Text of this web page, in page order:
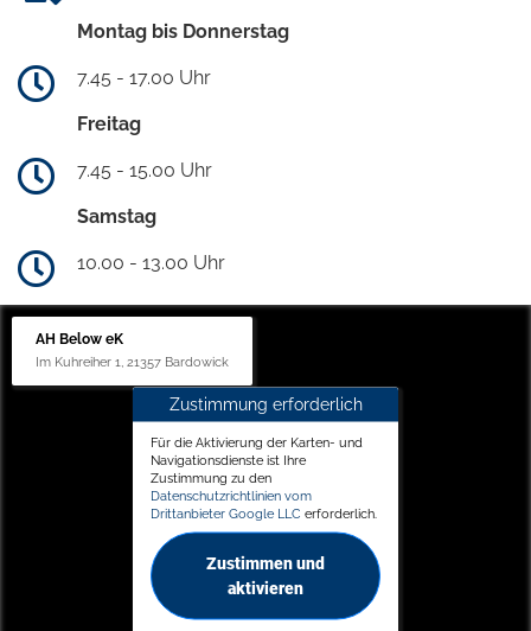
Montag bis Donnerstag
7.45 - 17.00 Uhr
Freitag
7.45 - 15.00 Uhr
Samstag
10.00 - 13.00 Uhr
AH Below eK
Im Kuhreiher 1, 21357 Bardowick
Zustimmung erforderlich
Für die Aktivierung der Karten- und
Navigationsdienste ist Ihre
Zustimmung zu den
Datenschutzrichtlinien vom
Drittanbieter Google LLC erforderlich.
Zustimmen und
aktivieren